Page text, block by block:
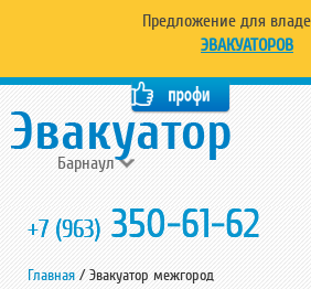
Предложение для
ЭВАКУАТОРОВ
Барнаул
+7 (963) 350-61-62
Главная /Эвакуатор межгород